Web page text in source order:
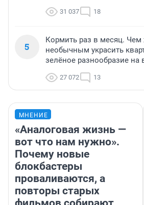
31 037 18
5
Кормить раз в месяц.
необычным украсить
зелёное разнообразие на
27 072 13
МНЕНИЕ
«Аналоговая жизнь —
вот что нам нужно».
Почему новые
блокбастеры
проваливаются, а
повторы старых